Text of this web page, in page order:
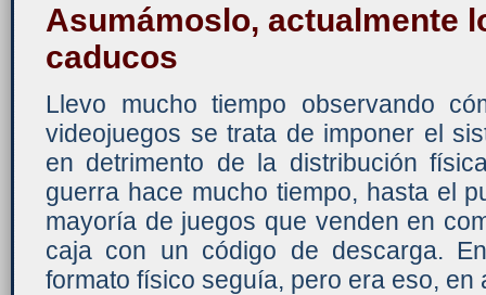
Asumámoslo, actualmente
caducos
Llevo mucho tiempo observando
videojuegos se trata de imponer el
en detrimento de la distribución
guerra hace mucho tiempo, hasta el
mayoría de juegos que venden en
caja con un código de descarga.
formato físico seguía, pero era eso, en